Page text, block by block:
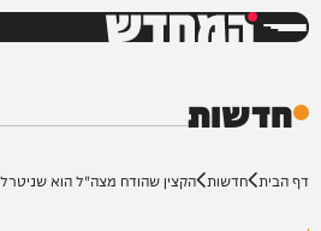
המחדש
חדשות
דף הבית חדשות הקצין שהודח מצה"ל הוא